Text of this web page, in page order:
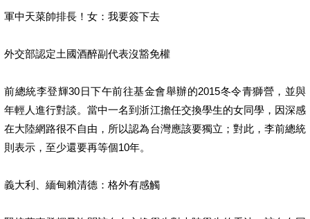
軍中天菜帥排長！女：我要簽下去
外交部認定土國酒醉副代表沒豁免權
前總統李登輝30日下午前往基金會舉辦的2015冬令青獅營，並與
年輕人進行對談。當中一名到浙江擔任交換學生的女同學，因深感
在大陸網路很不自由，所以認為台灣應該要獨立；對此，李前總統
則表示，至少還要再等個10年。
義大利、緬甸賴清德：格外有感觸